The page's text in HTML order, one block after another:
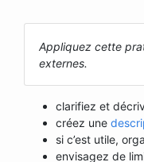
Appliquez cette
externes.
clarifiez et
créez une
si c’est utile,
envisagez de